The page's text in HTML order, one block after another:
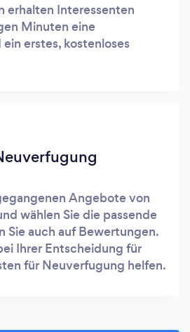
erhalten Interessenten
Minuten eine
erstes, kostenloses
Angebote von
wählen Sie die passende
Sie auch auf Bewertungen.
Ihrer Entscheidung für
für Neuverfugung helfen.